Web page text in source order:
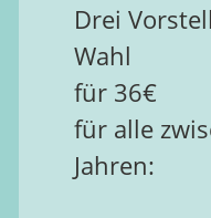
Drei
Wahl
für 36€
für alle
Jahren: